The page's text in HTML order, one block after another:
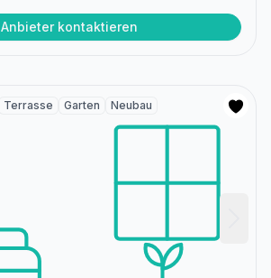
Anbieter kontaktieren
Terrasse Garten Neubau